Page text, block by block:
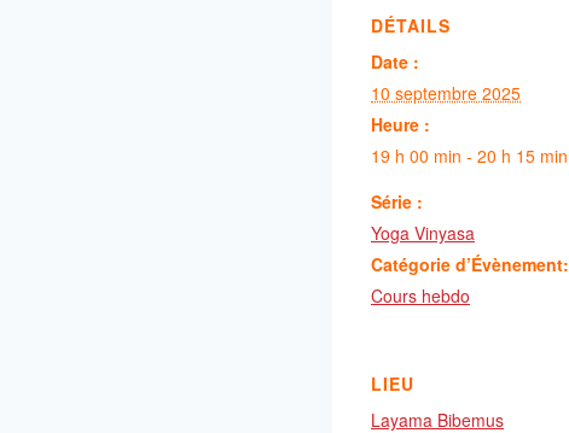
DÉTAILS
Date :
10 septembre 2025
Heure :
19 h 00 min - 20 h 15 min
Série :
Yoga Vinyasa
Catégorie d’Évènement:
Cours hebdo
LIEU
Layama Bibemus